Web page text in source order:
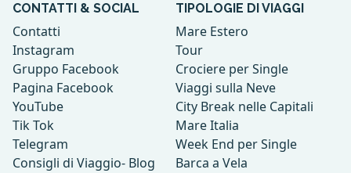
CONTATTI & SOCIAL
Contatti
Instagram
Gruppo Facebook
Pagina Facebook
YouTube
Tik Tok
Telegram
Consigli di Viaggio- Blog
TIPOLOGIE DI VIAGGI
Mare Estero
Tour
Crociere per Single
Viaggi sulla Neve
City Break nelle Capitali
Mare Italia
Week End per Single
Barca a Vela